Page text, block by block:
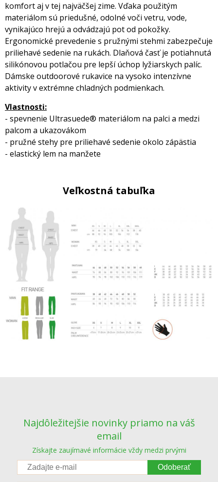
komfort aj v tej najväčšej zime. Vďaka použitým
materiálom sú priedušné, odolné voči vetru, vode,
vynikajúco hrejú a odvádzajú pot od pokožky.
Ergonomické prevedenie s pružnými stehmi zabezpečuje
priliehavé sedenie na rukách. Dlaňová časť je potiahnutá
silikónovou potlačou pre lepší úchop lyžiarskych palíc.
Dámske outdoorové rukavice na vysoko intenzívne
aktivity v extrémne chladných podmienkach.
Vlastnosti:
- spevnenie Ultrasuede® materiálom na palci a medzi
palcom a ukazovákom
- pružné stehy pre priliehavé sedenie okolo zápästia
- elastický lem na manžete
Veľkostná tabuľka
Najdôležitejšie novinky priamo na váš
email
Získajte zaujímavé informácie vždy medzi prvými
Odoberať